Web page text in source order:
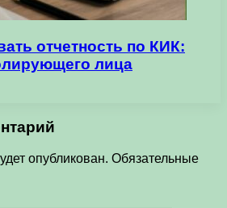
отчетность по КИК:
лица
опубликован. Обязательные